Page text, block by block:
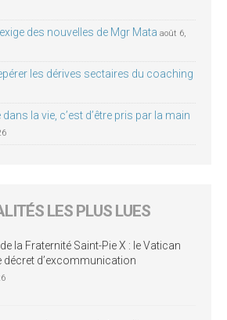
des nouvelles de Mgr Mata août 6,
les dérives sectaires du coaching
la vie, c’est d’être pris par la main
LES PLUS LUES
la Fraternité Saint-Pie X : le Vatican
décret d’excommunication